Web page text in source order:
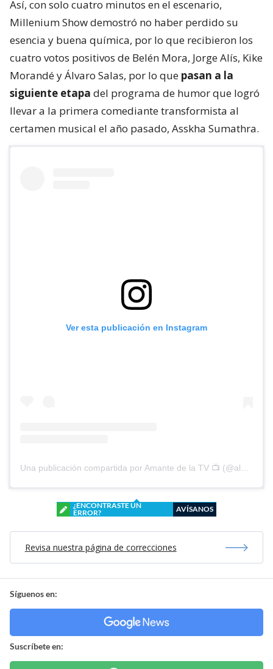
Así, con solo cuatro minutos en el escenario,
Millenium Show demostró no haber perdido su
esencia y buena química, por lo que recibieron los
cuatro votos positivos de Belén Mora, Jorge Alís, Kike
Morandé y Álvaro Salas, por lo que pasan a la
siguiente etapa del programa de humor que logró
llevar a la primera comediante transformista al
certamen musical el año pasado, Asskha Sumathra.
Ver esta publicación en Instagram
Una publicación compartida por Amante de la TV 📺 (@alguien_te_observa)
¿ENCONTRASTE UN
ERROR?
AVÍSANOS
Revisa nuestra página de correcciones
Síguenos en:
Suscríbete en: